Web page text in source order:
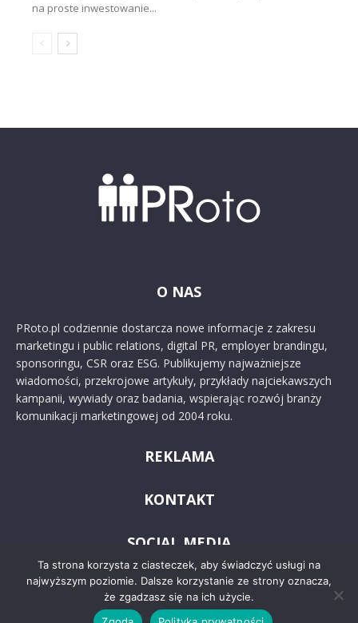
na proste inwestowanie...
O NAS
PRoto.pl codziennie dostarcza nowe informacje z zakresu
marketingu i public relations, digital PR, employer brandingu,
sponsoringu, CSR oraz ESG. Publikujemy najważniejsze
wiadomości, przekrojowe artykuły, przykłady najciekawszych
kampanii, wywiady oraz badania, wspierając rozwój branży
komunikacji marketingowej od 2004 roku.
REKLAMA
KONTAKT
SOCIAL MEDIA
Ta strona korzysta z ciasteczek, aby świadczyć usługi na
najwyższym poziomie. Dalsze korzystanie ze strony oznacza,
że zgadzasz się na ich użycie.